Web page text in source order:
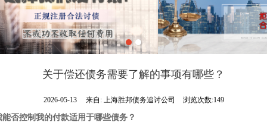
关于偿还债务需要了解的事项有哪些？
2026-05-13 来自: 上海胜邦债务追讨公司 浏览次数:149
能否控制我的付款适用于哪些债务？